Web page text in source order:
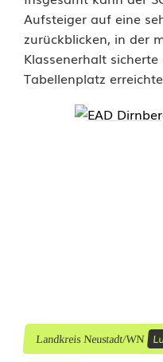
i
n
e
l
a
Aufsteiger auf eine
zurückblicken, in der
Klassenerhalt
Tabellenplatz
Landkreis Neustadt/WN